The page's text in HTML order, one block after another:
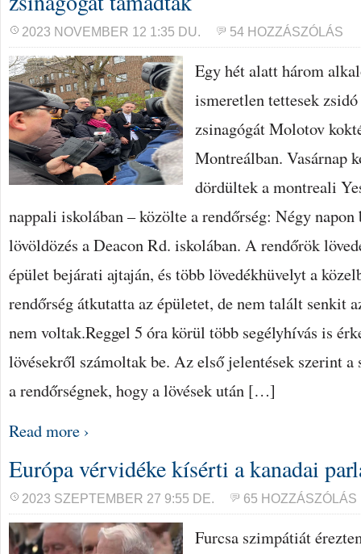
2023 NOVEMBER 12 1:35 DU. 54 HOZZÁSZÓLÁS
Egy hét alatt három
ismeretlen tettesek
zsinagógát Molotov
Montreálban. Vasárnap
dördültek a montreali
nappali iskolában – közölte a rendőrség: Négy
lövöldözés a Deacon Rd. iskolában. A rendőrök
épület bejárati ajtaján, és több lövedékhüvelyt a
rendőrség átkutatta az épületet, de nem talált senkit
nem voltak.Reggel 5 óra körül több segélyhívás is
lövésekről számoltak be. Az első jelentések szerint a
a rendőrségnek, hogy a lövések után […]
Read more ›
Európa vérvidéke kísérti a kanadai
2023 SZEPTEMBER 27 9:55 DE. 65 HOZZÁSZÓLÁS
Furcsa szimpátiát